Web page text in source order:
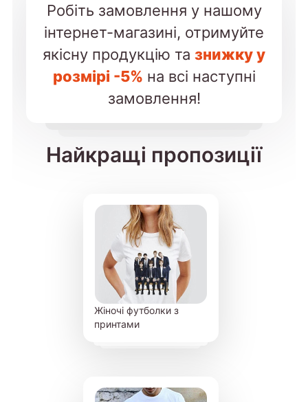
Робіть замовлення у нашому
інтернет-магазині, отримуйте
якісну продукцію та знижку у
розмірі -5% на всі наступні
замовлення!
Найкращі пропозиції
Жіночі футболки з
принтами